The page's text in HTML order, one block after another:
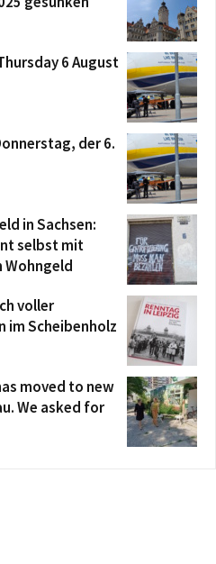
6 August
der 6.
in Sachsen:
selbst mit
Wohngeld
voller
im Scheibenholz
moved to new
We asked for